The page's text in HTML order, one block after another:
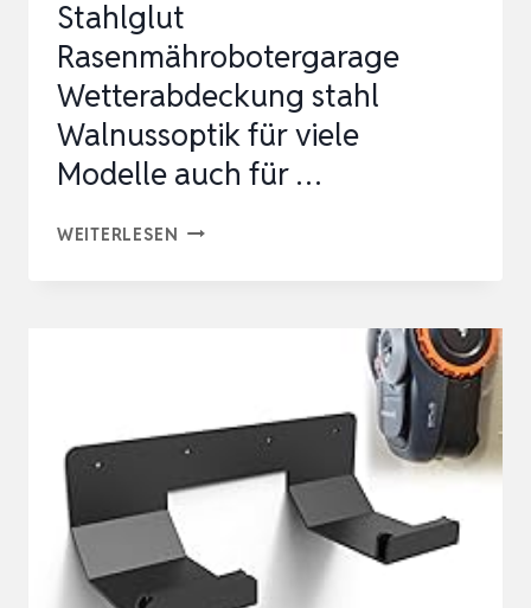
Stahlglut
Rasenmährobotergarage
Wetterabdeckung stahl
Walnussoptik für viele
Modelle auch für …
WEITERLESEN STAHLGLUT
VIELE
MODELLE
FÜR